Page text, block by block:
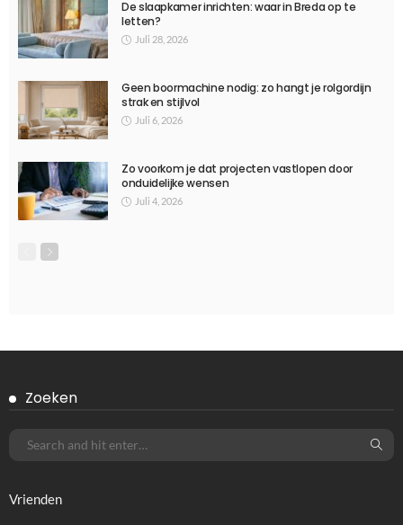
De slaapkamer inrichten: waar in Breda op te
letten?
Juli 28, 2026
Geen boormachine nodig: zo hangt je rolgordijn
strak en stijlvol
Juli 6, 2026
Zo voorkom je dat projecten vastlopen door
onduidelijke wensen
Juli 4, 2026
Zoeken
Vrienden